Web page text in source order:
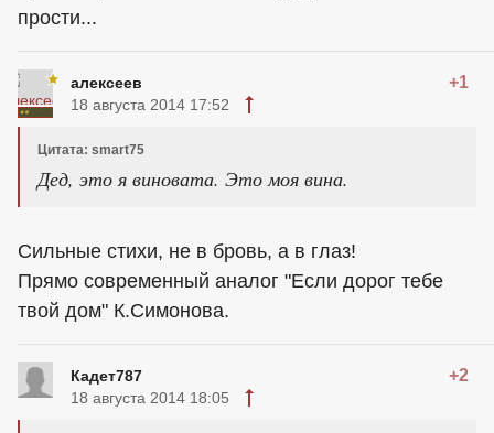
прости...
алексеев +1
18 августа 2014 17:52
Цитата: smart75
Дед, это я виновата. Это моя вина.
Сильные стихи, не в бровь, а в глаз!
Прямо современный аналог "Если дорог тебе
твой дом" К.Симонова.
Кадет787 +2
18 августа 2014 18:05